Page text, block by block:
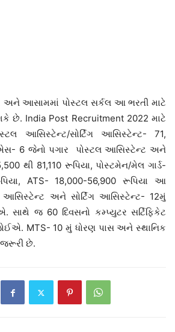
અને આસામમાં પોસ્ટલ સર્કલ આ ભરતી માટે
છે. India Post Recruitment 2022 માટે
આસિસ્ટેન્ટ/સોર્ટિંગ આસિસ્ટેન્ટ- 71,
6 જેનો પગાર પોસ્ટલ આસિસ્ટેન્ટ અને
થી 81,110 રૂપિયા, પોસ્ટમેન/મેલ ગાર્ડ-
ATS- 18,000-56,900 રૂપિયા આ
અને સોર્ટિંગ આસિસ્ટેન્ટ- 12મું
સાથે જ 60 દિવસનો કમ્પ્યુટર સર્ટિફિકેટ
MTS- 10 મું ધોરણ પાસ અને સ્થાનિક
જરૂરી છે.